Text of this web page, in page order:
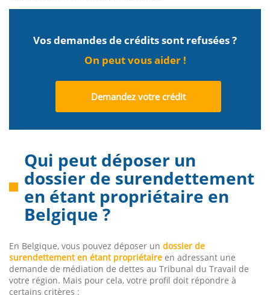
Vos demandes de crédits sont refusées ?
On peut vous aider !
Demandez votre crédit
Qui peut déposer un
dossier de surendettement
en étant propriétaire en
Belgique ?
En Belgique, vous pouvez déposer un dossier de
surendettement en étant propriétaire en adressant une
demande de médiation de dettes au Tribunal du Travail de
votre région. Mais pour cela, votre profil doit répondre à
certains critères :